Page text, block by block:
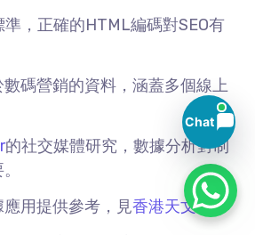
準，正確的HTML編碼對SEO有
數碼營銷的資料，涵蓋多個線上
的社交媒體研究，數據分析對制
用提供參考，見香港天文台。
Chat